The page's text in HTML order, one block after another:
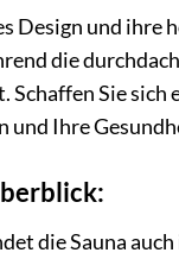
Design und
die
Sie sich
und Ihre
die Sauna